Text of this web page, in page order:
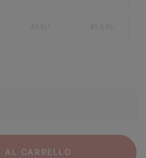
AL CARRELLO